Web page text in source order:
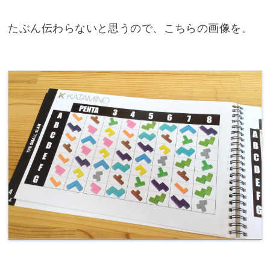
たぶん伝わらないと思うので、こちらの画像を。